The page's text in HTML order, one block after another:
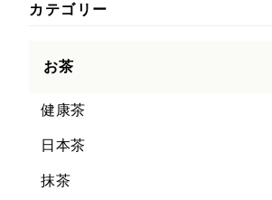
カテゴリー
お茶
健康茶
日本茶
抹茶